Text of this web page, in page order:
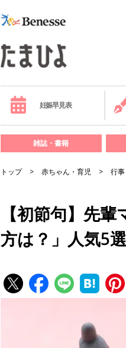
妊娠早見表
雑誌・書籍
トップ 赤ちゃん・育児 行
【初節句】先
方は？」人気5選